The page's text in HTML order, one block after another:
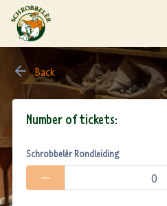
Back
Number of tickets:
Schrobbelèr Rondleiding